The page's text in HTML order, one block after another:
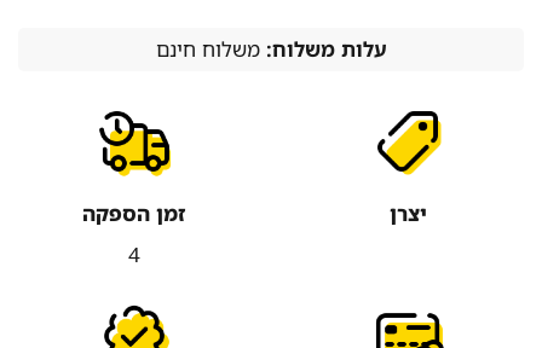
עלות משלוח:משלוח חינם
יצרן
זמן הספקה
4